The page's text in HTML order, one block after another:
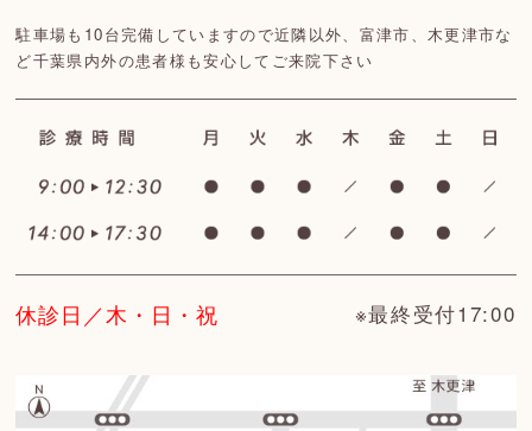
駐車場も10台完備していますので近隣以外、富津市、木更津市な
ど千葉県内外の患者様も安心してご来院下さい
休診日／木・日・祝 ※最終受付17:00